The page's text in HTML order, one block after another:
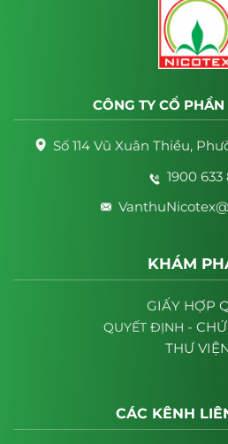
CÔNG TY CỔ
Số 114 Vũ Xuân Thiều,
1900 633
KHÁM
GIẤY HỢP
QUYẾT ĐỊNH -
THƯ
CÁC KÊNH